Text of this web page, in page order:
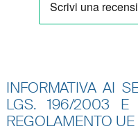
INFORMATIVA AI
LGS. 196/2003 E
REGOLAMENTO UE